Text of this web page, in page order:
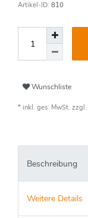
Artikel-ID: 810
Wunschliste
* inkl. ges. MwSt. zzgl.
Beschreibung
Weitere Details